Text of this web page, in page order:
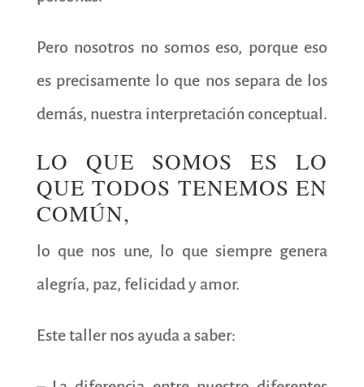
Pero nosotros no somos eso, porque eso
es precisamente lo que nos separa de los
demás, nuestra interpretación conceptual.
LO QUE SOMOS ES LO
QUE TODOS TENEMOS EN
COMÚN,
lo que nos une, lo que siempre genera
alegría, paz, felicidad y amor.
Este taller nos ayuda a saber: